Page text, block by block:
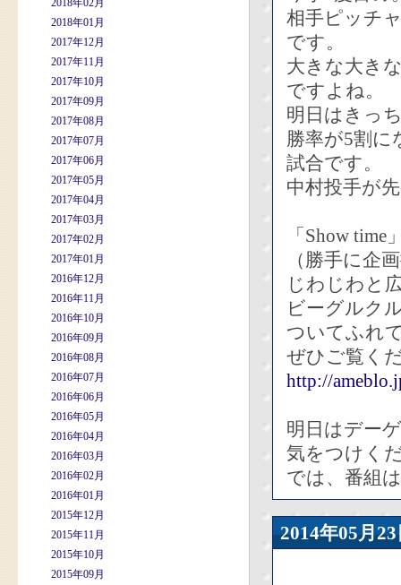
2018年02月
2018年01月
2017年12月
2017年11月
2017年10月
2017年09月
2017年08月
2017年07月
2017年06月
2017年05月
2017年04月
2017年03月
2017年02月
2017年01月
2016年12月
2016年11月
2016年10月
2016年09月
2016年08月
2016年07月
2016年06月
2016年05月
2016年04月
2016年03月
2016年02月
2016年01月
2015年12月
2015年11月
2015年10月
2015年09月
相手ピッチ
です。
大きな大き
ですよね。
明日はきっ
勝率が5割
試合です。
中村投手が
「Show
（勝手に企
じわじわと
ビーグルク
ついてふれ
ぜひご覧く
http://
明日はデー
気をつけく
では、番組
2014年05